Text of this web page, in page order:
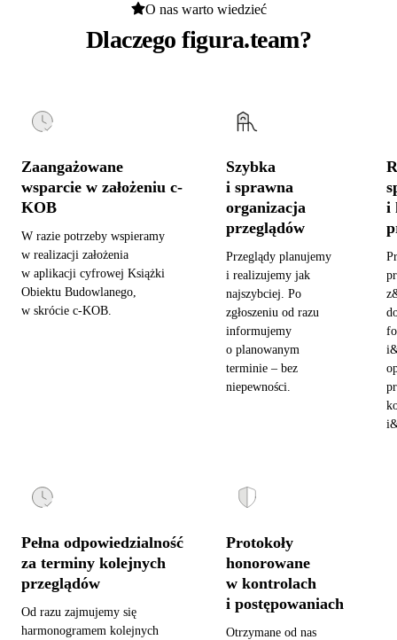
O nas warto wiedzieć
Dlaczego figura.team?
Zaangażowane
wsparcie w założeniu c-
KOB
W razie potrzeby wspieramy
w realizacji założenia
w aplikacji cyfrowej Książki
Obiektu Budowlanego,
w skrócie c-KOB.
Szybka
i sprawna
organizacja
przeglądów
Przeglądy planujemy
i realizujemy jak
najszybciej. Po
zgłoszeniu od razu
informujemy
o planowanym
terminie – bez
niepewności.
i
Pełna odpowiedzialność
za terminy kolejnych
przeglądów
Od razu zajmujemy się
harmonogramem kolejnych
Protokoły
honorowane
w kontrolach
i postępowaniach
Otrzymane od nas